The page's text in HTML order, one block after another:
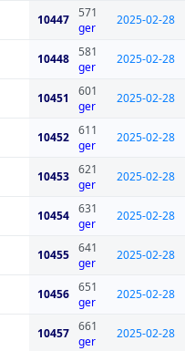
10447 571
ger
2025-02-28
10448 581
ger
2025-02-28
10451
601
ger
2025-02-28
10452 611
ger
2025-02-28
10453 621
ger
2025-02-28
10454 631
ger
2025-02-28
10455 641
ger
2025-02-28
10456 651
ger
2025-02-28
10457 661
ger
2025-02-28